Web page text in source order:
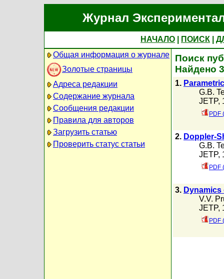
Журнал
НАЧАЛО ПОИСК
Общая информация о журнале
Золотые страницы
Адреса редакции
Содержание журнала
Сообщения редакции
Правила для авторов
Загрузить статью
Проверить статус статьи
Поиск
Найдено 3
1.
G.B.
JETP,
PDF
2. Doppler-
G.B.
JETP,
PDF
3.
V.V.
JETP,
PDF